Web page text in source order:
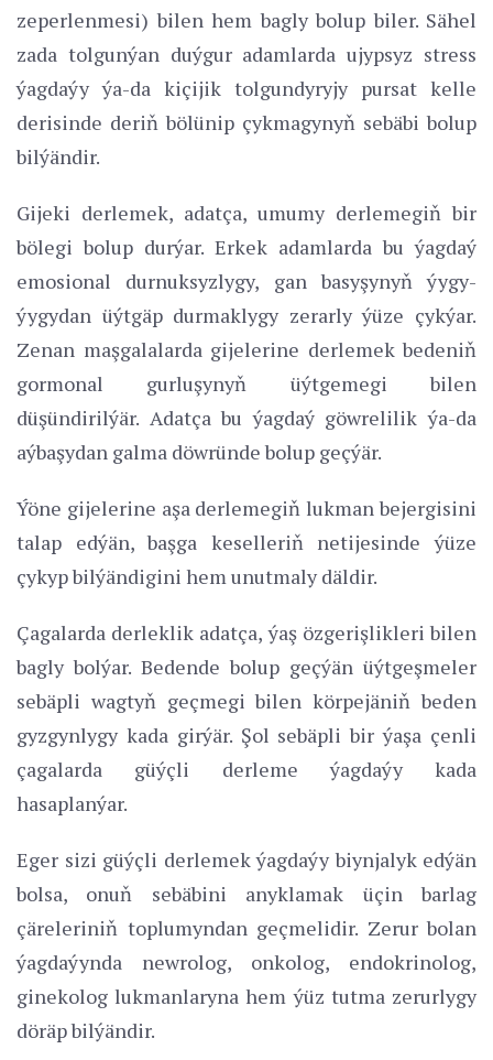
zeperlenmesi) bilen hem bagly bolup biler. Sähel
zada tolgunýan duýgur adamlarda ujypsyz stress
ýagdaýy ýa-da kiçijik tolgundyryjy pursat kelle
derisinde deriň bölünip çykmagynyň sebäbi bolup
bilýändir.
Gijeki derlemek, adatça, umumy derlemegiň bir
bölegi bolup durýar. Erkek adamlarda bu ýagdaý
emosional durnuksyzlygy, gan basyşynyň ýygy-
ýygydan üýtgäp durmaklygy zerarly ýüze çykýar.
Zenan maşgalalarda gijelerine derlemek bedeniň
gormonal gurluşynyň üýtgemegi bilen
düşündirilýär. Adatça bu ýagdaý göwrelilik ýa-da
aýbaşydan galma döwründe bolup geçýär.
Ýöne gijelerine aşa derlemegiň lukman bejergisini
talap edýän, başga keselleriň netijesinde ýüze
çykyp bilýändigini hem unutmaly däldir.
Çagalarda derleklik adatça, ýaş özgerişlikleri bilen
bagly bolýar. Bedende bolup geçýän üýtgeşmeler
sebäpli wagtyň geçmegi bilen körpejäniň beden
gyzgynlygy kada girýär. Şol sebäpli bir ýaşa çenli
çagalarda güýçli derleme ýagdaýy kada
hasaplanýar.
Eger sizi güýçli derlemek ýagdaýy biynjalyk edýän
bolsa, onuň sebäbini anyklamak üçin barlag
çäreleriniň toplumyndan geçmelidir. Zerur bolan
ýagdaýynda newrolog, onkolog, endokrinolog,
ginekolog lukmanlaryna hem ýüz tutma zerurlygy
döräp bilýändir.